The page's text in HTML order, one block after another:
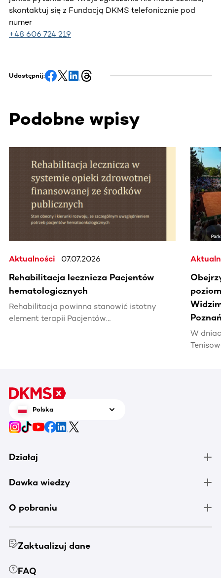
skontaktuj się z Fundacją DKMS telefonicznie pod
numer
+48 606 724 219
Udostępnij:
Podobne wpisy
Ta sekcja zawiera treści przewijane w poziomie. Użyj
Aktualności 07.07.2026
Rehabilitacja lecznicza Pacjentów
hematologicznych
Rehabilitacja powinna stanowić istotny
element terapii Pacjentów
W
Polska
Działaj
Dawka wiedzy
O pobraniu
Zaktualizuj dane
FAQ